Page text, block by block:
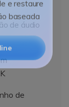
e restaure
baseada
de áudio
de